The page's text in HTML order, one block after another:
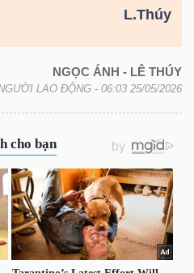
L.Thúy
NGỌC ÁNH - LÊ THÚY
LAO ĐỘNG - 06:03 25/05/2026